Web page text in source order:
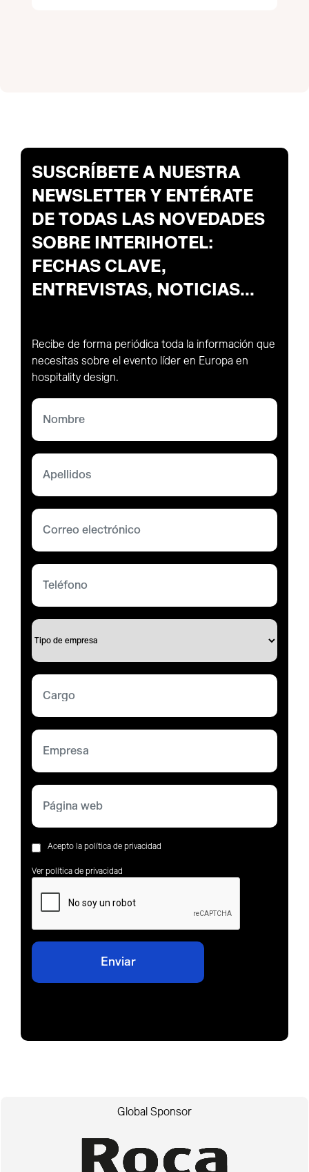
SUSCRÍBETE A NUESTRA
NEWSLETTER Y ENTÉRATE
DE TODAS LAS NOVEDADES
SOBRE INTERIHOTEL:
FECHAS CLAVE,
ENTREVISTAS, NOTICIAS...
Recibe de forma periódica toda la información que
necesitas sobre el evento líder en Europa en
hospitality design.
Acepto la política de privacidad
Ver política de privacidad
Global Sponsor